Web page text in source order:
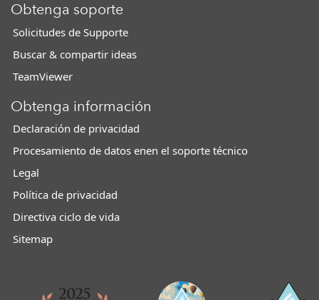
Obtenga soporte
Solicitudes de Supporte
Buscar & compartir ideas
TeamViewer
Obtenga información
Declaración de privacidad
Procesamiento de datos enen el soporte técnico
Legal
Política de privacidad
Directiva ciclo de vida
Sitemap